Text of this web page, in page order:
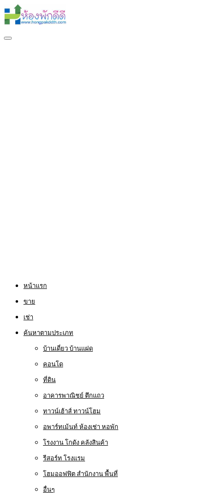
หน้าแรก
ขาย
เช่า
ค้นหาตามประเภท
บ้านเดี่ยว บ้านแฝด
คอนโด
ที่ดิน
อาคารพาณิชย์ ตึกแถว
ทาวน์เฮ้าส์ ทาวน์โฮม
อพาร์ทเม้นท์ ห้องเช่า หอพัก
โรงงาน โกดัง คลังสินค้า
รีสอร์ท โรงแรม
โฮมออฟฟิต สำนักงาน พื้นที่
อื่นๆ